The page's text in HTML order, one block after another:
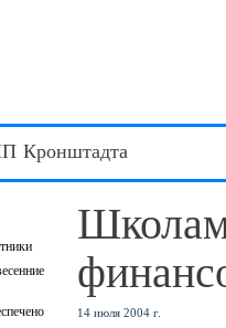
Кронштадта
14 июля 2004 г.